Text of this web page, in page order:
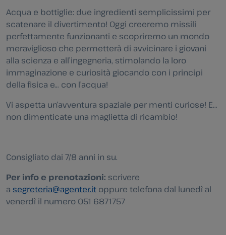
Acqua e bottiglie: due ingredienti semplicissimi per
scatenare il divertimento! Oggi creeremo missili
perfettamente funzionanti e scopriremo un mondo
meraviglioso che permetterà di avvicinare i giovani
alla scienza e all’ingegneria, stimolando la loro
immaginazione e curiosità giocando con i principi
della fisica e… con l’acqua!
Vi aspetta un’avventura spaziale per menti curiose! E…
non dimenticate una maglietta di ricambio!
Consigliato dai 7/8 anni in su.
Per info e prenotazioni: scrivere
a segreteria@agenter.it oppure telefona dal lunedì al
venerdì il numero 051 6871757